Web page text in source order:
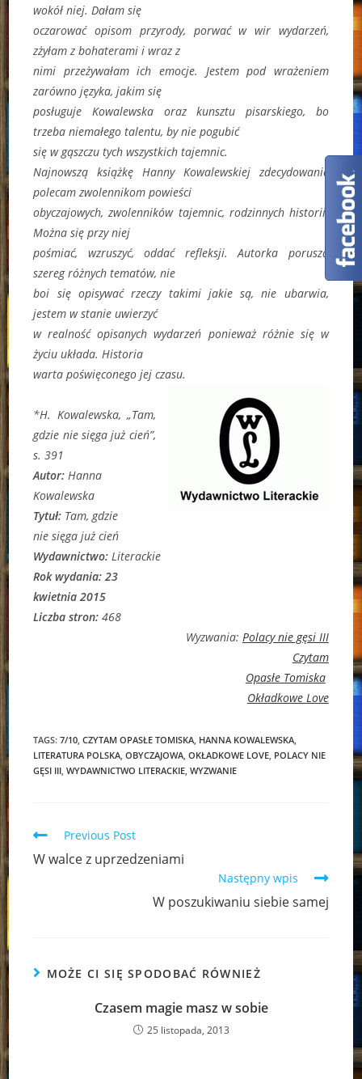
wokół niej. Dałam się
oczarować opisom przyrody, porwać w wir wydarzeń,
zżyłam z bohaterami i wraz z
nimi przeżywałam ich emocje. Jestem pod wrażeniem
zarówno języka, jakim się
posługuje Kowalewska oraz kunsztu pisarskiego, bo
trzeba niemałego talentu, by nie pogubić
się w gąszczu tych wszystkich tajemnic.
Najnowszą książkę Hanny Kowalewskiej zdecydowanie
polecam zwolennikom powieści
obyczajowych, zwolenników tajemnic, rodzinnych historii.
Można się przy niej
pośmiać, wzruszyć, oddać refleksji. Autorka porusza
szereg różnych tematów, nie
boi się opisywać rzeczy takimi jakie są, nie ubarwia,
jestem w stanie uwierzyć
w realność opisanych wydarzeń ponieważ różnie się w
życiu układa. Historia
warta poświęconego jej czasu.
*H. Kowalewska, „Tam,
gdzie nie sięga już cień”,
s. 391
Autor:Hanna
Kowalewska
Tytuł: Tam, gdzie
nie sięga już cień
Wydawnictwo:Literackie
Rok wydania: 23
kwietnia 2015
Liczba stron:468
Wyzwania: Polacy nie gęsi III
Czytam
Opasłe Tomiska
Okładkowe Love
TAGS:7/10 CZYTAM OPASŁE TOMISKA HANNA KOWALEWSKA
LITERATURA POLSKA OBYCZAJOWA OKŁADKOWE LOVE POLACY NIE
GĘSI III WYDAWNICTWO LITERACKIE WYZWANIE
Read
articles
Previous Post
W walce z uprzedzeniami
Następny wpis
W poszukiwaniu siebie samej
MOŻE CI SIĘ SPODOBAĆ RÓWNIEŻ
Czasem magie masz w sobie
25 listopada, 2013